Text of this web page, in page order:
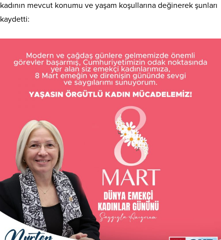
kadının mevcut konumu ve yaşam koşullarına değinerek şunları
kaydetti: